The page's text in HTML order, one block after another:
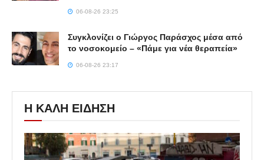
06-08-26 23:25
Συγκλονίζει ο Γιώργος Παράσχος μέσα από
το νοσοκομείο – «Πάμε για νέα θεραπεία»
06-08-26 23:17
Η ΚΑΛΗ ΕΙΔΗΣΗ